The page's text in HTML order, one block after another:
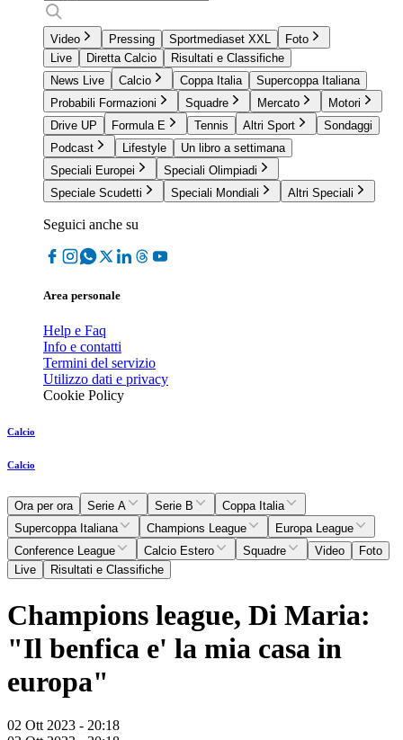
Video Pressing Sportmediaset XXL
Foto
Live
Diretta Calcio
Risultati e Classifiche
News Live
Calcio Coppa Italia
Supercoppa Italiana
Probabili Formazioni
Squadre Mercato
Motori
Drive UP
Formula E Tennis Altri Sport
Sondaggi
Podcast
Lifestyle
Un libro a settimana
Speciali Europei
Speciali Olimpiadi
Speciale Scudetti
Speciali Mondiali Altri Speciali
Seguici anche su
Area personale
Help e Faq
Info e contatti
Termini del servizio
Utilizzo dati e privacy
Cookie Policy
Calcio
Calcio
Ora per ora Serie A Serie B
Coppa Italia
Supercoppa Italiana
Champions League
Europa League
Conference League
Calcio Estero Squadre Video
Foto
Live
Risultati e Classifiche
Champions league, Di Maria:
"Il benfica e' la mia casa in
europa"
02 Ott 2023 - 20:18